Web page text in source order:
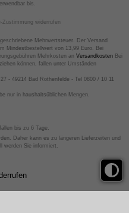
bis.
Zustimmung widerrufen
Mehrwertsteuer. Der Versand
Mindestbestellwert von 13,99 Euro. Bei
Mehrkosten an VersandkostenBei
können, fallen unter Umständen
- 49214 Bad Rothenfelde - Tel 0800 / 10 11
nur in haushaltsüblichen Mengen.
bis zu 6 Tage.
Daher kann es zu längeren Lieferzeiten und
werden Sie informiert.